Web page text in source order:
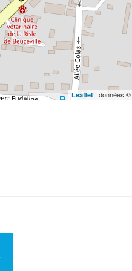
Leaflet| données ©